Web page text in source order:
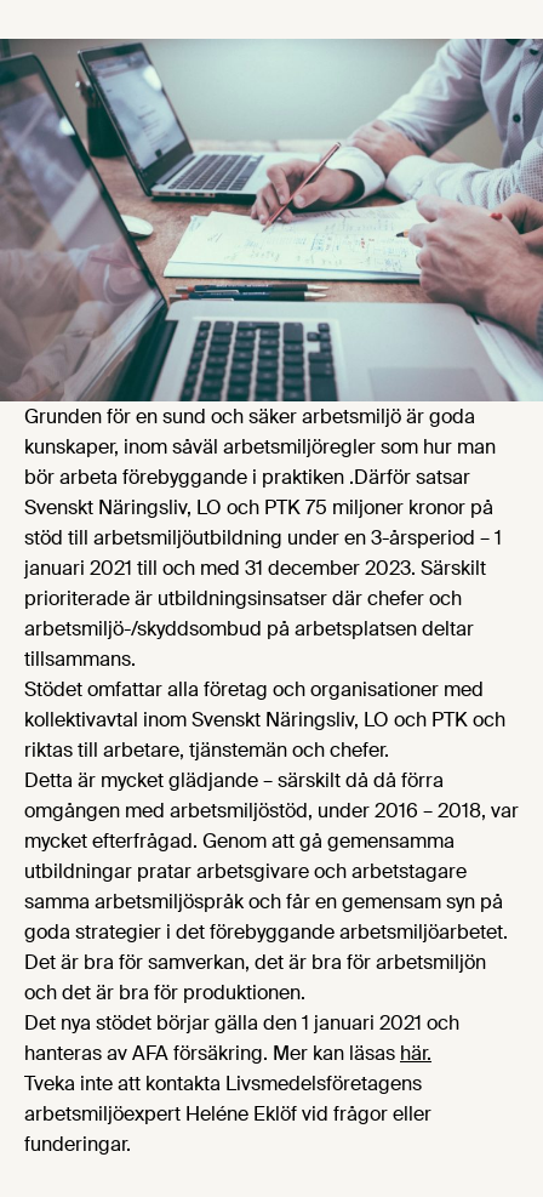
Grunden för en sund och säker arbetsmiljö är goda
kunskaper, inom såväl arbetsmiljöregler som hur man
börarbeta förebyggande i praktiken .Därför satsar
Svenskt Näringsliv, LO och PTK 75 miljoner kronor på
stöd till arbetsmiljöutbildning under en 3-årsperiod – 1
januari 2021 till och med 31 december 2023. Särskilt
prioriterade är utbildningsinsatser där chefer och
arbetsmiljö-/skyddsombud på arbetsplatsen deltar
tillsammans.
Stödet omfattar alla företag och organisationer med
kollektivavtal inom Svenskt Näringsliv, LO och PTK och
riktas till arbetare, tjänstemän och chefer.
Detta är mycket glädjande – särskilt då då förra
omgången med arbetsmiljöstöd, under 2016 – 2018, var
mycket efterfrågad. Genom att gå gemensamma
utbildningar pratar arbetsgivare och arbetstagare
samma arbetsmiljöspråk och får en gemensam syn på
goda strategier i det förebyggande arbetsmiljöarbetet.
Det är bra för samverkan, det är bra för arbetsmiljön
och det är bra för produktionen.
Det nya stödet börjar gälla den 1 januari 2021 och
hanteras av AFA försäkring. Mer kan läsas här.
Tveka inte att kontakta Livsmedelsföretagens
arbetsmiljöexpert Heléne Eklöf vid frågor eller
funderingar.